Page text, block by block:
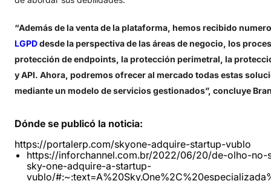
“Además de la venta de la plataforma, hemos recibido
LGPDdesde la perspectiva de las áreas de negocio, los
protección de endpoints, la protección perimetral, la
y API. Ahora, podremos ofrecer al mercado todas estas
mediante un modelo de servicios gestionados”, concluye
Dónde se publicó la noticia:
https://portalerp.com/skyone-adquire-startup-vublo
https://inforchannel.com.br/2022/06/20/de-olho-
sky-one-adquire-a-startup-
vublo/